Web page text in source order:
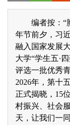
编者按：“
年节前夕，习
融入国家发展
大学“学生五·
评选一批优秀
2026年，第十
正式揭晓，15
村振兴、社会
天，让我们一